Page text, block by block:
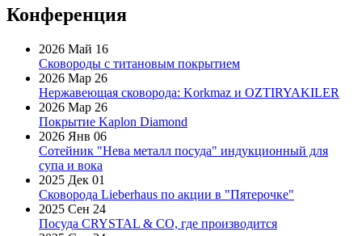
Конференция
2026 Май 16
Сковороды с титановым покрытием
2026 Мар 26
Нержавеющая сковорода: Korkmaz и OZTIRYAKILER
2026 Мар 26
Покрытие Kaplon Diamond
2026 Янв 06
Сотейник "Нева металл посуда" индукционный для
супа и вока
2025 Дек 01
Сковорода Lieberhaus по акции в "Пятерочке"
2025 Сен 24
Посуда CRYSTAL & CO, где производится